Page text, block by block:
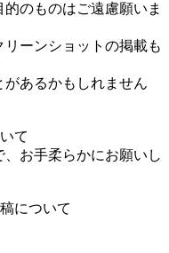
のものはご遠慮願いま
ーンショットの掲載も
があるかもしれません
て
お手柔らかにお願いし
について